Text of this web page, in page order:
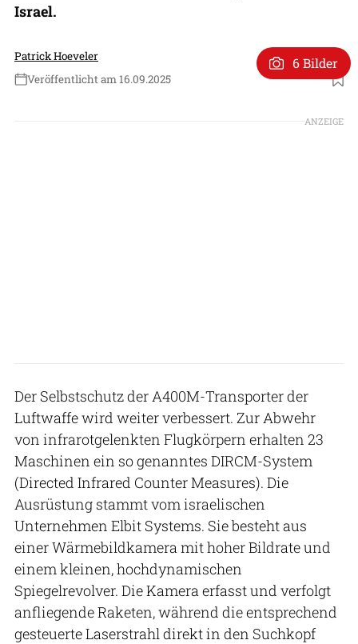
Israel.
Patrick Hoeveler
Veröffentlicht am 16.09.2025
Foto: Airbus
6 Bilder
ANZEIGE
Der Selbstschutz der A400M-Transporter der
Luftwaffe wird weiter verbessert. Zur Abwehr
von infrarotgelenkten Flugkörpern erhalten 23
Maschinen ein so genanntes DIRCM-System
(Directed Infrared Counter Measures). Die
Ausrüstung stammt vom israelischen
Unternehmen Elbit Systems. Sie besteht aus
einer Wärmebildkamera mit hoher Bildrate und
einem kleinen, hochdynamischen
Spiegelrevolver. Die Kamera erfasst und verfolgt
anfliegende Raketen, während die entsprechend
gesteuerte Laserstrahl direkt in den Suchkopf